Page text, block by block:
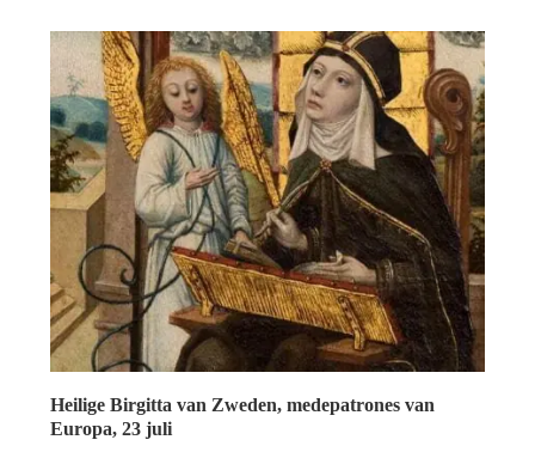
Heilige Birgitta van Zweden, medepatrones van
Europa, 23 juli